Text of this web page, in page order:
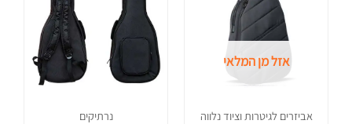
אזל מן המלאי
אביזרים לגיטרות וציוד נלווה נרתיקים